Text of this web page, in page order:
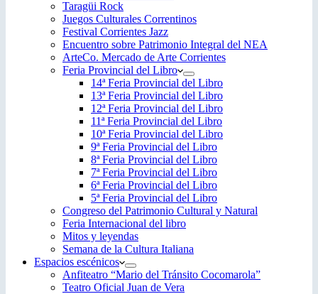
Taragüi Rock
Juegos Culturales Correntinos
Festival Corrientes Jazz
Encuentro sobre Patrimonio Integral del NEA
ArteCo. Mercado de Arte Corrientes
Feria Provincial del Libro
14ª Feria Provincial del Libro
13ª Feria Provincial del Libro
12ª Feria Provincial del Libro
11ª Feria Provincial del Libro
10ª Feria Provincial del Libro
9ª Feria Provincial del Libro
8ª Feria Provincial del Libro
7ª Feria Provincial del Libro
6ª Feria Provincial del Libro
5ª Feria Provincial del Libro
Congreso del Patrimonio Cultural y Natural
Feria Internacional del libro
Mitos y leyendas
Semana de la Cultura Italiana
Espacios escénicos
Anfiteatro “Mario del Tránsito Cocomarola”
Teatro Oficial Juan de Vera